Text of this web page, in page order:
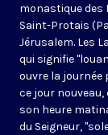
monastique des
Saint-Protais
Jérusalem. Les
qui signifie
ouvre la journée
ce jour
son heure
du Seigneur,